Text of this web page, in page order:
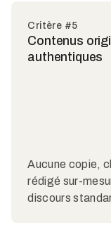
Critère #5
Contenus
authentiques
Aucune copie,
rédigé sur-
discours